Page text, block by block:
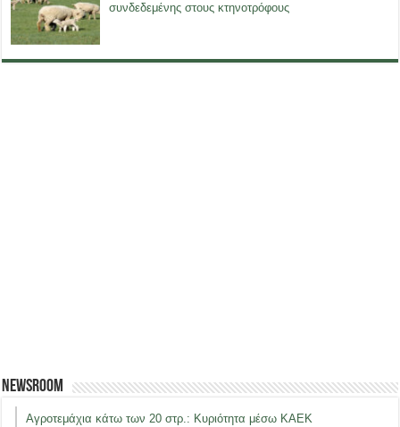
συνδεδεμένης στους κτηνοτρόφους
Newsroom
Αγροτεμάχια κάτω των 20 στρ.: Κυριότητα μέσω ΚΑΕΚ